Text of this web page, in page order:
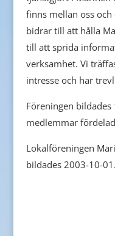
finns mellan oss
bidrar till att hålla
till att sprida
verksamhet. Vi
intresse och har
Föreningen
medlemmar
Lokalföreningen
bildades 2003-10-01.